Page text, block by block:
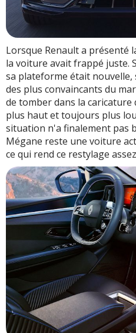
Lorsque Renault a présenté
la voiture avait frappé juste.
sa plateforme était
des plus convaincants du
de tomber dans la
plus haut et toujours plus
situation n'a finalement pas
Mégane reste une voiture
ce qui rend ce restylage